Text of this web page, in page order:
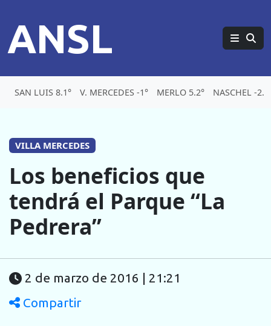
ANSL
SAN LUIS 8.1° V. MERCEDES -1° MERLO 5.2° NASCHEL -
VILLA MERCEDES
Los beneficios que
tendrá el Parque “La
Pedrera”
2 de marzo de 2016 | 21:21
Compartir